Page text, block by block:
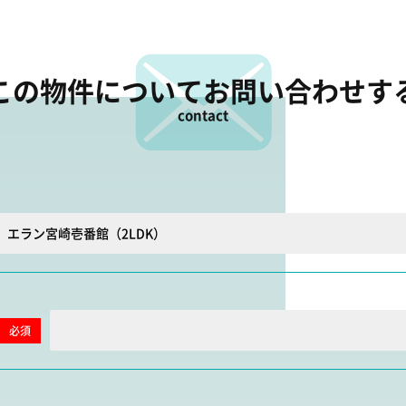
の物件についてお問い合わせす
contact
必須